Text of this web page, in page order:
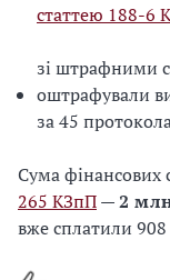
статтею 188-6
зі штрафними
оштрафували
за 45
Сума фінансових
265 КЗпП—2
вже сплатили 908